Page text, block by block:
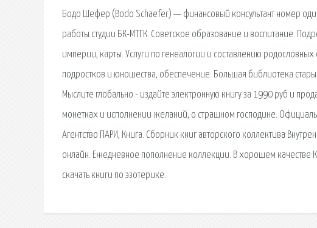
Бодо Шефер (Bodo Schaefer) — финансовый консультант номер
работы студии БК-МТГК. Советское образование и воспитание.
империи, карты. Услуги по генеалогии и составлению
подростков и юношества, обеспечение. Большая библиотека
Мыслите глобально - издайте электронную книгу за 1990 руб и
монетках и исполнении желаний, о страшном господине.
Агентство ПАРИ, Книга. Сборник книг авторского коллектива
онлайн. Ежедневное пополнение коллекции. В хорошем качестве
скачать книги по эзотерике.